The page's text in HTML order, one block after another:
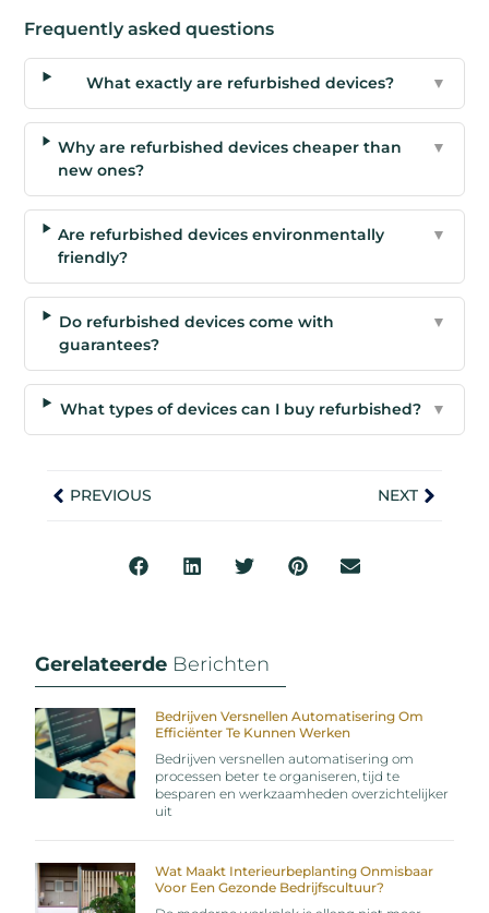
Frequently asked questions
What exactly are refurbished devices? ▼
Why are refurbished devices cheaper than
new ones?
▼
Are refurbished devices environmentally
friendly?
▼
Do refurbished devices come with
guarantees?
▼
What types of devices can I buy refurbished? ▼
PREVIOUS NEXT
Gerelateerde Berichten
Bedrijven Versnellen Automatisering Om
Efficiënter Te Kunnen Werken
Bedrijven versnellen automatisering om
processen beter te organiseren, tijd te
besparen en werkzaamheden overzichtelijker
uit
Wat Maakt Interieurbeplanting Onmisbaar
Voor Een Gezonde Bedrijfscultuur?